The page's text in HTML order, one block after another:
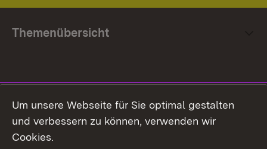
Themenübersicht
Facebook
Um unsere Webseite für Sie optimal gestalten
und verbessern zu können, verwenden wir
Cookies.